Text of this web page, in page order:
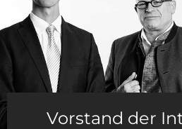
Vorstand der